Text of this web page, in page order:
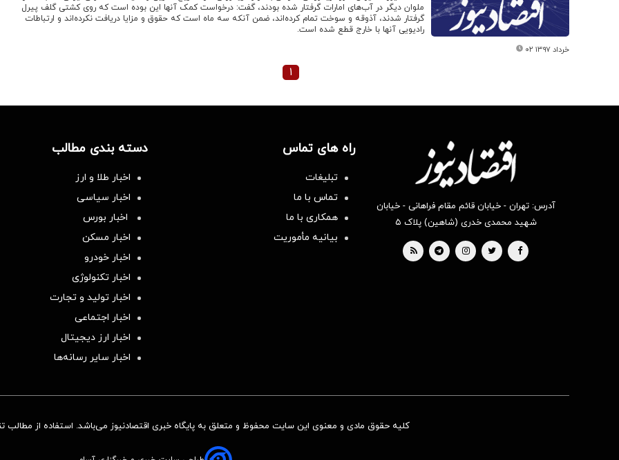
ملوان دیگر در آب‌های امارات گرفتار شده بودند، گفت: درخواست کمک آنها این بوده است که روی کشتی گلف پیرل
گرفتار شدند، آذوقه و سوخت تمام کرده‌‌اند، ضمن آنکه سه ماه است که حقوق و مزایا دریافت نکرده‌اند و ارتباطات
رادیویی آنها با خارج قطع شده است.
۰۲ خرداد ۱۳۹۷
۱
آدرس: تهران - خیابان قائم مقام فراهانی - خیابان
شهید محمدی خدری (شاهین) پلاک ۵
راه های تماس
تبلیغات
تماس با ما
همکاری با ما
بیانیه مأموریت
دسته بندی مطالب
اخبار طلا و ارز
اخبار سیاسی
اخبار بورس
اخبار مسکن
اخبار خودرو
اخبار تکنولوژی
اخبار تولید و تجارت
اخبار اجتماعی
اخبار ارز دیجیتال
اخبار سایر رسانه‌‌ها
کلیه حقوق مادی و معنوی این سایت محفوظ و متعلق به پایگاه خبری اقتصادنیوز می‌باشد. استفاده از مطالب